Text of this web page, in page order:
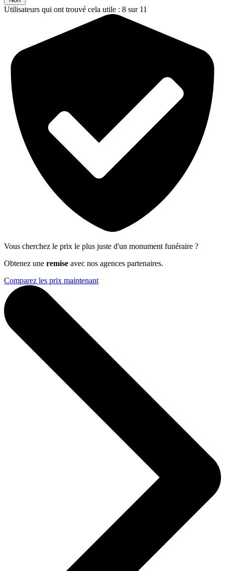
Utilisateurs qui ont trouvé cela utile : 8 sur 11
Vous cherchez le prix le plus juste d'un monument funéraire ?
Obtenez une remise avec nos agences partenaires.
Comparez les prix maintenant